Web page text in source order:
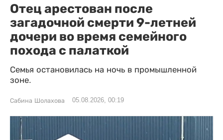
Отец арестован после
загадочной смерти 9-летней
дочери во время семейного
похода с палаткой
Семья остановилась на ночь в промышленной
зоне.
Сабина Шолахова 05.08.2026, 00:19